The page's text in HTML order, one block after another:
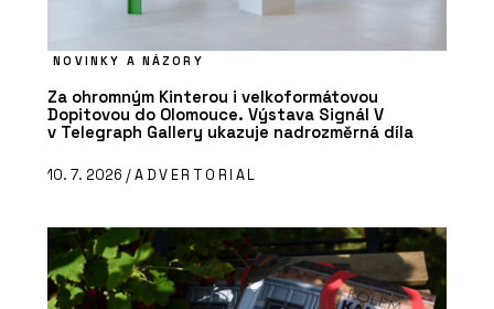
NOVINKY A NÁZORY
Za ohromným Kinterou i velkoformátovou
Dopitovou do Olomouce. Výstava Signál V
v Telegraph Gallery ukazuje nadrozměrná díla
10. 7. 2026 /ADVERTORIAL